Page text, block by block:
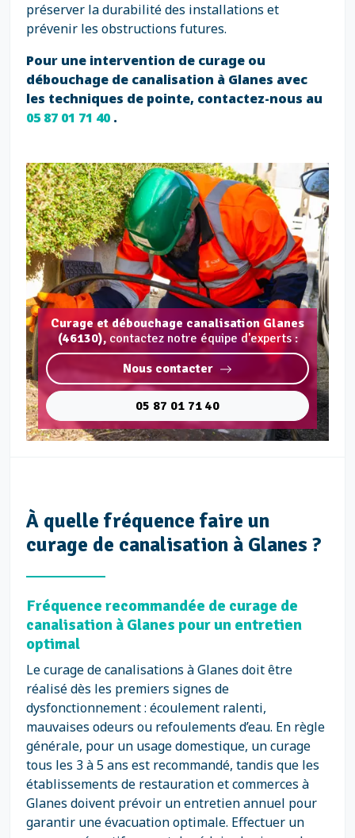
préserver la durabilité des installations et
prévenir les obstructions futures.
Pour une intervention de curage ou
débouchage de canalisation à Glanes avec
les techniques de pointe, contactez-nous au
05 87 01 71 40.
Curage et débouchage canalisation Glanes
(46130), contactez notre équipe d'experts :
Nous contacter
05 87 01 71 40
À quelle fréquence faire un
curage de canalisation à Glanes ?
Fréquence recommandée de curage de
canalisation à Glanes pour un entretien
optimal
Le curage de canalisations à Glanes doit être
réalisé dès les premiers signes de
dysfonctionnement : écoulement ralenti,
mauvaises odeurs ou refoulements d’eau. En règle
générale, pour un usage domestique, un curage
tous les 3 à 5 ans est recommandé, tandis que les
établissements de restauration et commerces à
Glanes doivent prévoir un entretien annuel pour
garantir une évacuation optimale. Effectuer un